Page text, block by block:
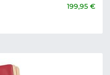
199,95 €